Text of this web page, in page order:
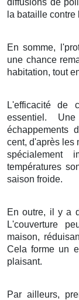
la bataille contre
En somme, l'
une chance
habitation, tout
L'efficacité de
essentiel .
échappements
cent, d'après les
spécialement
températures
saison froide.
En outre, il y a
L'couverture
maison,
Celaforme un
plaisant.
Par ailleurs,